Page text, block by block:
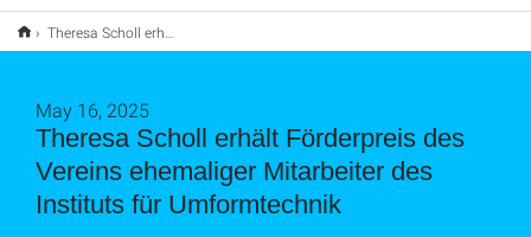
Theresa Scholl erhält Förderpreis des Vereins ehemaliger Mitarbeiter des Instituts für Umformtechnik
Theresa Scholl erhält Förderpreis des
Vereins ehemaliger Mitarbeiter des
Instituts für Umformtechnik
May 16, 2025